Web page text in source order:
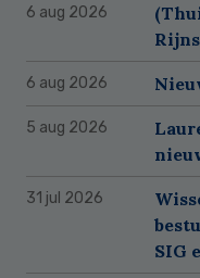
6 aug 2026
6 aug 2026
5 aug 2026
31 jul 2026
SIG